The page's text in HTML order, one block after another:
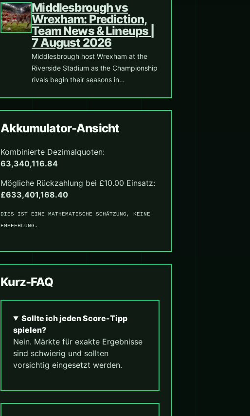
Middlesbrough vs
Wrexham: Prediction,
Team News & Lineups |
7 August 2026
Middlesbrough host Wrexham at the
Riverside Stadium as the Championship
rivals begin their seasons in…
Akkumulator-Ansicht
Kombinierte Dezimalquoten:
63,340,116.84
Mögliche Rückzahlung bei £10.00 Einsatz:
£633,401,168.40
DIES IST EINE MATHEMATISCHE SCHÄTZUNG, KEINE
EMPFEHLUNG.
Kurz-FAQ
Sollte ich jeden Score-Tipp
spielen?
Nein. Märkte für exakte Ergebnisse
sind schwierig und sollten
vorsichtig eingesetzt werden.